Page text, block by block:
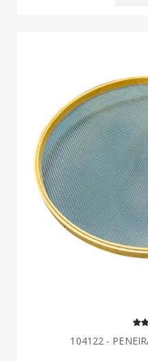
104122 -